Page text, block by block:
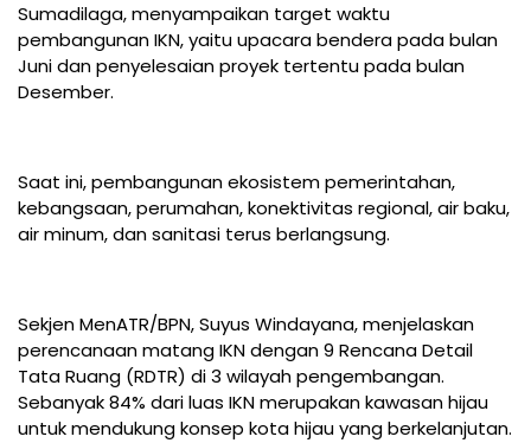
Sumadilaga, menyampaikan target waktu
pembangunan IKN, yaitu upacara bendera pada bulan
Juni dan penyelesaian proyek tertentu pada bulan
Desember.
Saat ini, pembangunan ekosistem pemerintahan,
kebangsaan, perumahan, konektivitas regional, air baku,
air minum, dan sanitasi terus berlangsung.
Sekjen MenATR/BPN, Suyus Windayana, menjelaskan
perencanaan matang IKN dengan 9 Rencana Detail
Tata Ruang (RDTR) di 3 wilayah pengembangan.
Sebanyak 84% dari luas IKN merupakan kawasan hijau
untuk mendukung konsep kota hijau yang berkelanjutan.